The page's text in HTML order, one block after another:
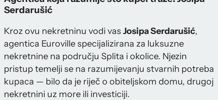
Serdarušić
Kroz ovu nekretninu vodi vas Josipa Serdarušić,
agentica Euroville specijalizirana za luksuzne
nekretnine na području Splita i okolice. Njezin
pristup temelji se na razumijevanju stvarnih potreba
kupaca — bilo da je riječ o obiteljskom domu, drugoj
nekretnini uz more ili investiciji.